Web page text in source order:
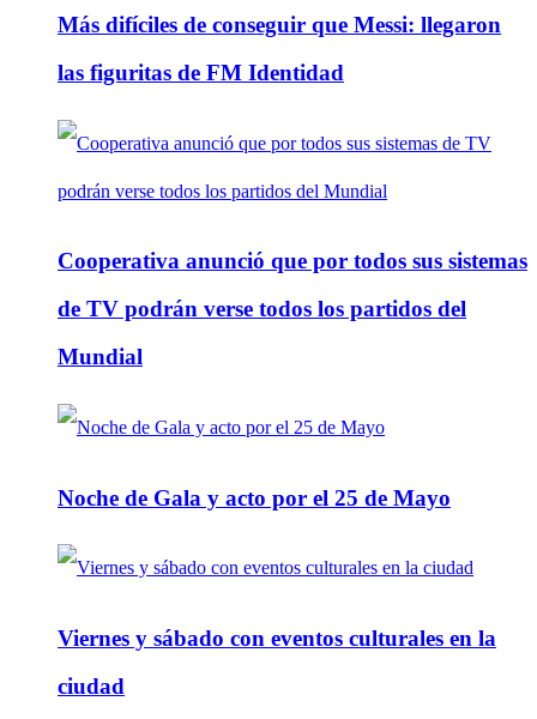
Más difíciles de conseguir que Messi: llegaron
las figuritas de FM Identidad
Cooperativa anunció que por todos sus sistemas
de TV podrán verse todos los partidos del
Mundial
Noche de Gala y acto por el 25 de Mayo
Viernes y sábado con eventos culturales en la
ciudad